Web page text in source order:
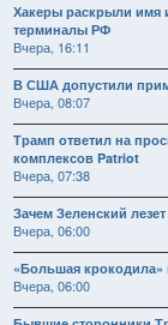
Хакеры раскрыли имя
терминалы РФ
Вчера, 16:11
В США допустили
Вчера, 08:07
Трамп ответил на
комплексов Patriot
Вчера, 07:38
Зачем Зеленский
Вчера, 06:00
«Большая крокодила»
Вчера, 06:00